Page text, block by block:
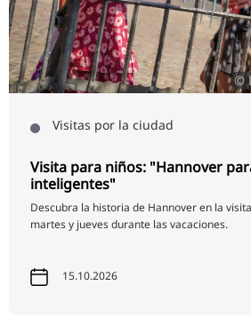
©
Visitas por la ciudad
Visita para niños: "Hannover
inteligentes"
Descubra la historia de Hannover en la
martes y jueves durante las vacaciones.
15.10.2026